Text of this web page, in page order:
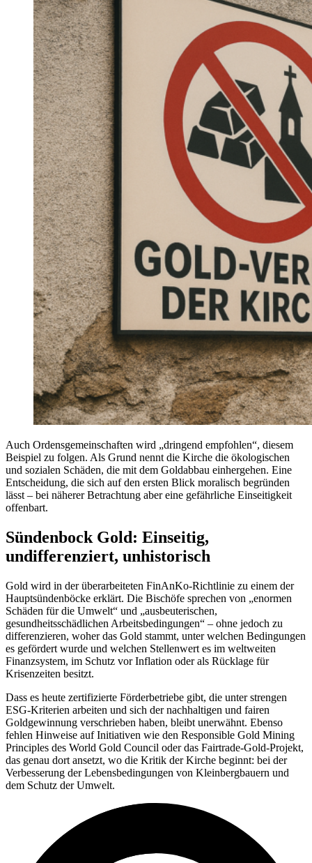
Auch Ordensgemeinschaften wird „dringend empfohlen“, diesem
Beispiel zu folgen. Als Grund nennt die Kirche die ökologischen
und sozialen Schäden, die mit dem Goldabbau einhergehen. Eine
Entscheidung, die sich auf den ersten Blick moralisch begründen
lässt – bei näherer Betrachtung aber eine gefährliche Einseitigkeit
offenbart.
Sündenbock Gold: Einseitig,
undifferenziert, unhistorisch
Gold wird in der überarbeiteten FinAnKo-Richtlinie zu einem der
Hauptsündenböcke erklärt. Die Bischöfe sprechen von „enormen
Schäden für die Umwelt“ und „ausbeuterischen,
gesundheitsschädlichen Arbeitsbedingungen“ – ohne jedoch zu
differenzieren, woher das Gold stammt, unter welchen Bedingungen
es gefördert wurde und welchen Stellenwert es im weltweiten
Finanzsystem, im Schutz vor Inflation oder als Rücklage für
Krisenzeiten besitzt.
Dass es heute zertifizierte Förderbetriebe gibt, die unter strengen
ESG-Kriterien arbeiten und sich der nachhaltigen und fairen
Goldgewinnung verschrieben haben, bleibt unerwähnt. Ebenso
fehlen Hinweise auf Initiativen wie den Responsible Gold Mining
Principles des World Gold Council oder das Fairtrade-Gold-Projekt,
das genau dort ansetzt, wo die Kritik der Kirche beginnt: bei der
Verbesserung der Lebensbedingungen von Kleinbergbauern und
dem Schutz der Umwelt.